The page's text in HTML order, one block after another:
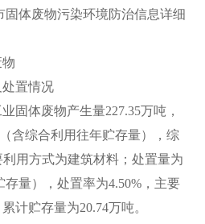
固体废物污染环境防治信息详细
置情况
体废物产生量227.35万吨，
含综合利用往年贮存量），综
用方式为建筑材料；处置量为
存量），处置率为4.50%，主要
计贮存量为20.74万吨。